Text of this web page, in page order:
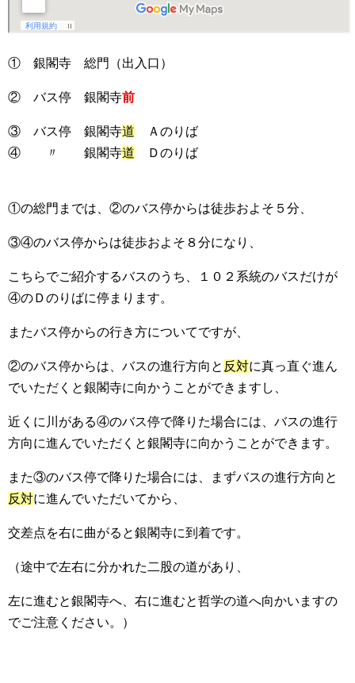
① 銀閣寺 総門（出入口）
② バス停 銀閣寺前
③ バス停 銀閣寺道 Ａのりば
④ 〃 銀閣寺道 Ｄのりば
①の総門までは、②のバス停からは徒歩およそ５分、
③④のバス停からは徒歩およそ８分になり、
こちらでご紹介するバスのうち、１０２系統のバスだけが
④のＤのりばに停まります。
またバス停からの行き方についてですが、
②のバス停からは、バスの進行方向と 反対に真っ直ぐ進ん
でいただくと銀閣寺に向かうことができますし、
近くに川がある④のバス停で降りた場合には、バスの進行
方向に進んでいただくと銀閣寺に向かうことができます。
また③のバス停で降りた場合には、まずバスの進行方向と
反対に進んでいただいてから、
交差点を右に曲がると銀閣寺に到着です。
（途中で左右に分かれた二股の道があり、
左に進むと銀閣寺へ、右に進むと哲学の道へ向かいますの
でご注意ください。）